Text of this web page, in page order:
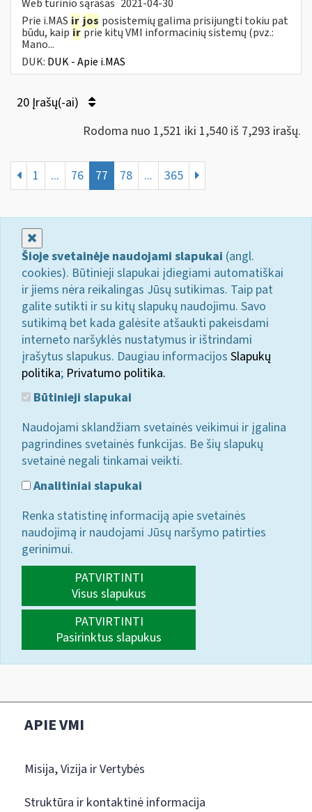
Web turinio sąrašas 2021-04-30
Prie i.MAS ir jos posistemių galima prisijungti tokiu pat
būdu, kaipirprie kitų VMI informacinių sistemų (pvz.:
Mano...
DUK: DUK - Apie i.MAS
20 Įrašų(-ai)
Rodoma nuo 1,521 iki 1,540 iš 7,293 irašų.
1 ... 76 77 78 ... 365
Šioje svetainėje naudojami slapukai (angl.
cookies). Būtinieji slapukai įdiegiami automatiškai
ir jiems nėra reikalingas Jūsų sutikimas. Taip pat
galite sutikti ir su kitų slapukų naudojimu. Savo
sutikimą bet kada galėsite atšaukti pakeisdami
interneto naršyklės nustatymus ir ištrindami
įrašytus slapukus. Daugiau informacijos Slapukų
politika; Privatumo politika.
Būtinieji slapukai
Naudojami sklandžiam svetainės veikimui ir įgalina
pagrindines svetainės funkcijas. Be šių slapukų
svetainė negali tinkamai veikti.
Analitiniai slapukai
Renka statistinę informaciją apie svetainės
naudojimą ir naudojami Jūsų naršymo patirties
gerinimui.
PATVIRTINTI
Visus slapukus
PATVIRTINTI
Pasirinktus slapukus
APIE VMI
Misija, Vizija ir Vertybės
Struktūra ir kontaktinė informacija